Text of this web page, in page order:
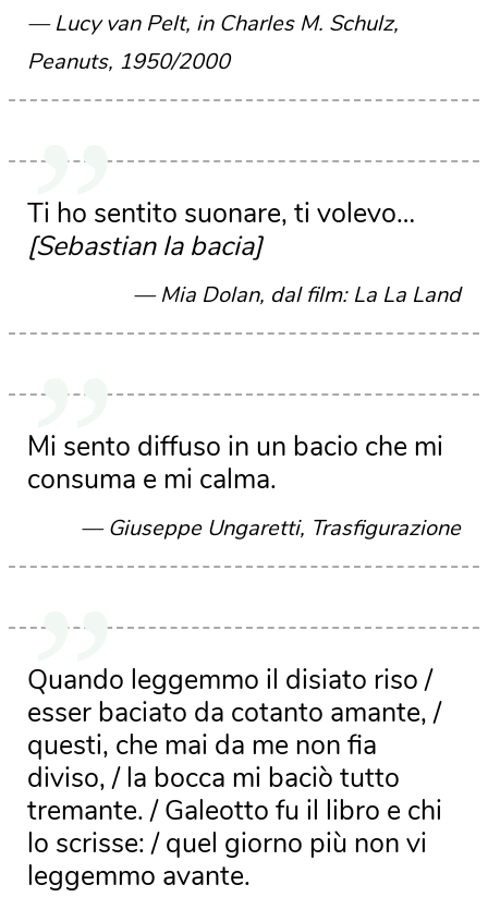
Lucy van Pelt, in Charles M. Schulz,
Peanuts, 1950/2000
Ti ho sentito suonare, ti volevo…
[Sebastian la bacia]
Mia Dolan, dal film: La La Land
Mi sento diffuso in un bacio che mi
consuma e mi calma.
Giuseppe Ungaretti, Trasfigurazione
Quando leggemmo il disiato riso /
esser baciato da cotanto amante, /
questi, che mai da me non fia
diviso, / la bocca mi baciò tutto
tremante. / Galeotto fu il libro e chi
lo scrisse: / quel giorno più non vi
leggemmo avante.